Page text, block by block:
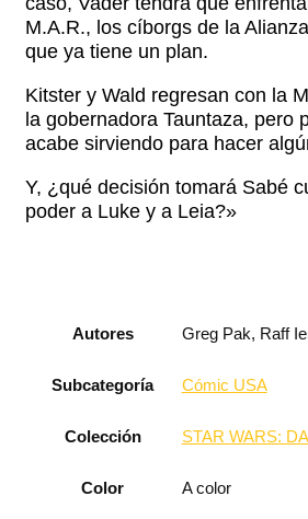
M.A.R., los cíborgs de la
que ya tiene un plan.
Kitster y Wald regresan con la
la gobernadora Tauntaza, pero
acabe sirviendo para hacer
Y, ¿qué decisión tomará Sabé
poder a Luke y a Leia?»
Autores Greg Pak, Raff
Subcategoría Cómic USA
Colección STAR WARS:
Color A color